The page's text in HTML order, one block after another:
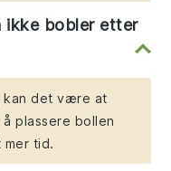
ikke bobler etter
kan det være at
plassere bollen
tid.